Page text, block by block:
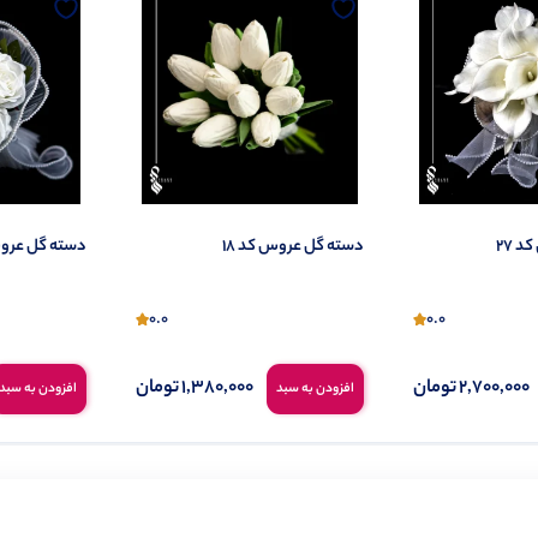
27
0.0
2,700,000تومان
دسته گل عروس کد 18
0.0
افزودن به سبد 1,380,000تومان
دسته گل
افزودن به سبد